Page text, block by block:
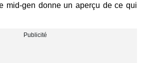
mid-gen donne un aperçu de ce qui